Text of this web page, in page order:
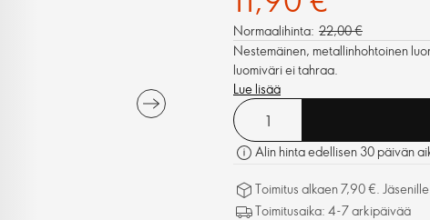
Normaalihinta: 22,00 €
Nestemäinen, metallinhohtoinen
luomiväri ei tahraa.
Lue lisää
Alin hinta edellisen 30 päivän
Toimitus alkaen 7,90 €.
Toimitusaika: 4-7 arkipäivää